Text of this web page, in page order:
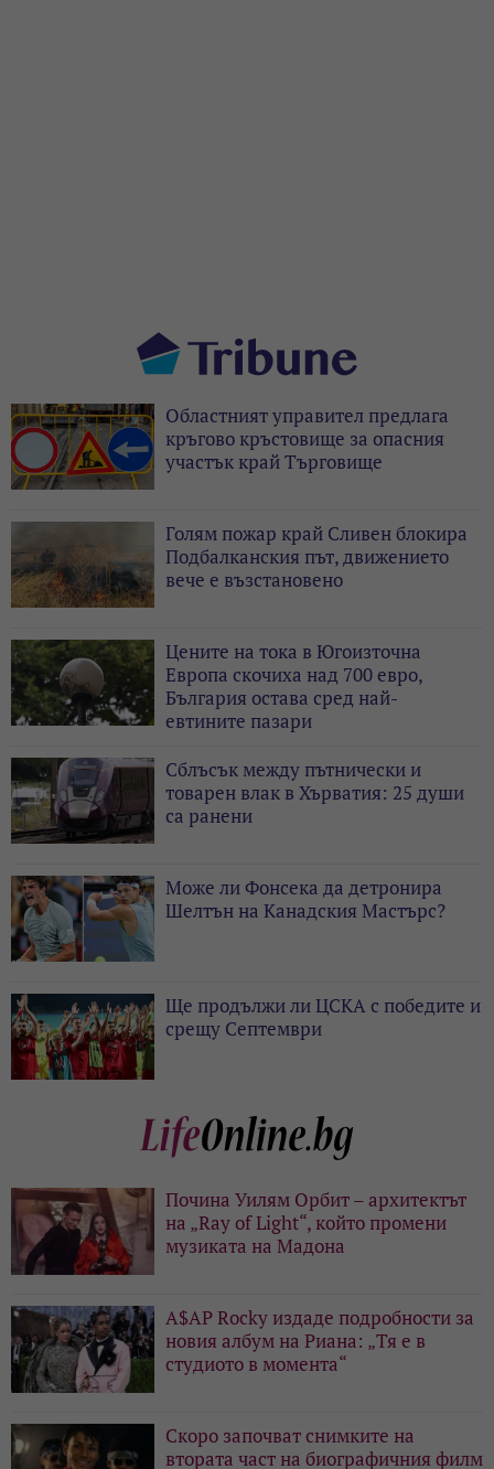
Областният управител предлага
кръгово кръстовище за опасния
участък край Търговище
Голям пожар край Сливен блокира
Подбалканския път, движението
вече е възстановено
Цените на тока в Югоизточна
Европа скочиха над 700 евро,
България остава сред най-
евтините пазари
Сблъсък между пътнически и
товарен влак в Хърватия: 25 души
са ранени
Може ли Фонсека да детронира
Шелтън на Канадския Мастърс?
Ще продължи ли ЦСКА с победите и
срещу Септември
Почина Уилям Орбит – архитектът
на „Ray of Light“, който промени
музиката на Мадона
A$AP Rocky издаде подробности за
новия албум на Риана: „Тя е в
студиото в момента“
Скоро започват снимките на
втората част на биографичния филм